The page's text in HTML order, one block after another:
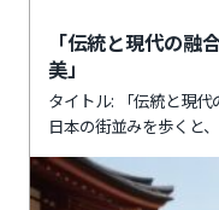
「伝統と現代の融
美」
タイトル: 「伝統と現代
日本の街並みを歩くと